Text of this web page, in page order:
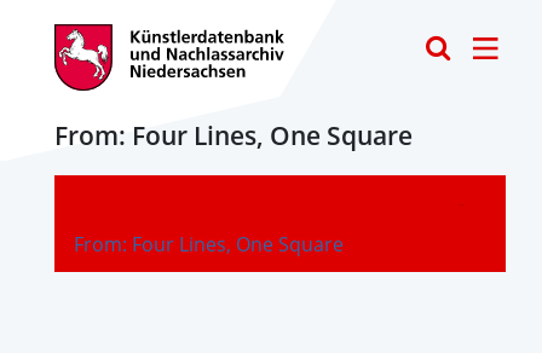
From: Four Lines, One Square
From: Four Lines, One Square
-